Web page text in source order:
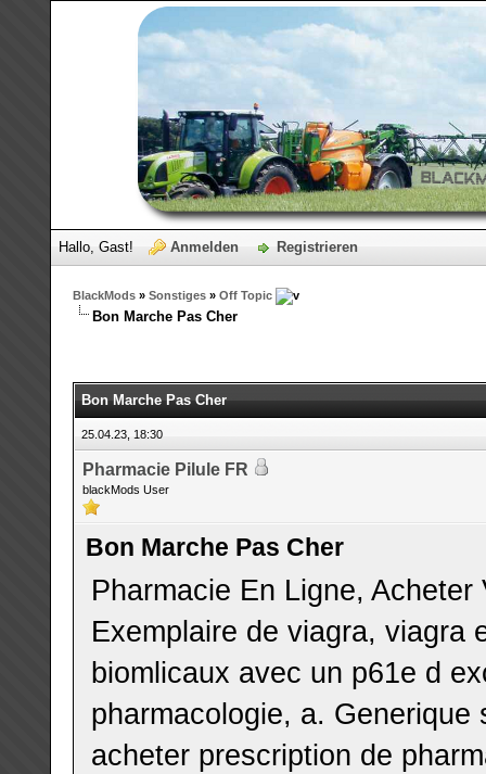
Hallo, Gast! Anmelden Registrieren
BlackMods» Sonstiges» Off Topic
Bon Marche Pas Cher
Bon Marche Pas Cher
25.04.23, 18:30
Pharmacie Pilule FR
blackMods User
Bon Marche Pas Cher
Pharmacie En Ligne,
Exemplaire de viagra, viagra
biomlicaux avec un p61e d
pharmacologie, a.
acheter prescription de